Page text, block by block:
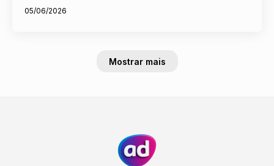
05/06/2026
Mostrar mais